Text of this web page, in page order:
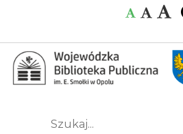
Emanuela
Smołki
w
Opolu
Czcionka:
Szukaj...